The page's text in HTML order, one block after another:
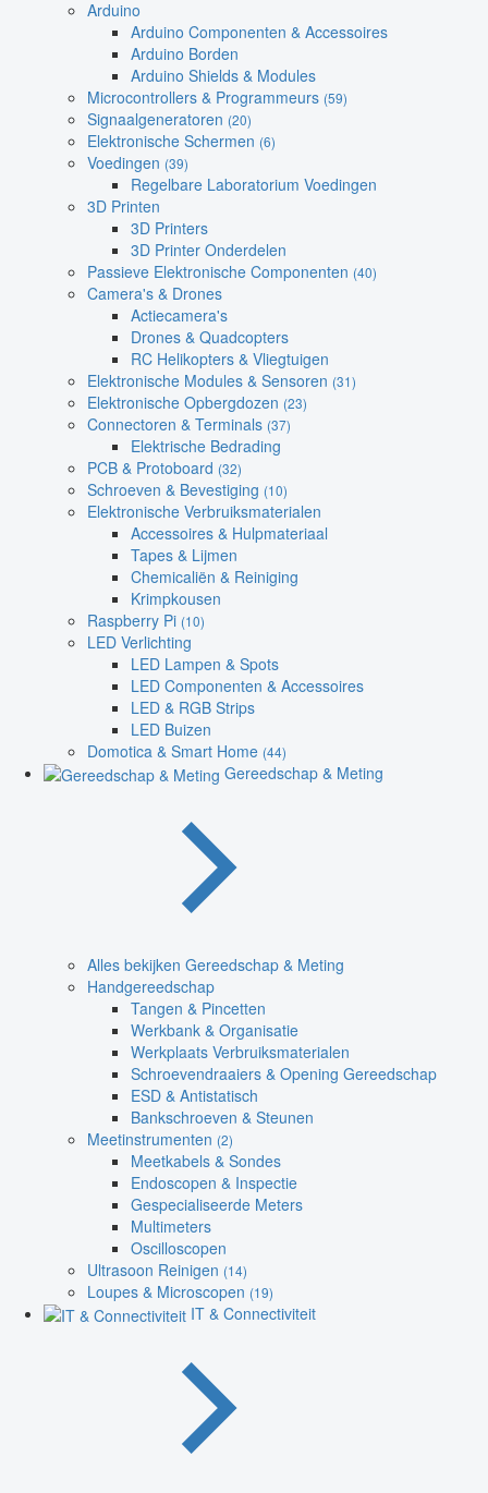
Arduino
Arduino Componenten & Accessoires
Arduino Borden
Arduino Shields & Modules
Microcontrollers & Programmeurs (59)
Signaalgeneratoren (20)
Elektronische Schermen (6)
Voedingen (39)
Regelbare Laboratorium Voedingen
3D Printen
3D Printers
3D Printer Onderdelen
Passieve Elektronische Componenten (40)
Camera's & Drones
Actiecamera's
Drones & Quadcopters
RC Helikopters & Vliegtuigen
Elektronische Modules & Sensoren (31)
Elektronische Opbergdozen (23)
Connectoren & Terminals (37)
Elektrische Bedrading
PCB & Protoboard (32)
Schroeven & Bevestiging (10)
Elektronische Verbruiksmaterialen
Accessoires & Hulpmateriaal
Tapes & Lijmen
Chemicaliën & Reiniging
Krimpkousen
Raspberry Pi (10)
LED Verlichting
LED Lampen & Spots
LED Componenten & Accessoires
LED & RGB Strips
LED Buizen
Domotica & Smart Home (44)
Gereedschap & Meting
Alles bekijken Gereedschap & Meting
Handgereedschap
Tangen & Pincetten
Werkbank & Organisatie
Werkplaats Verbruiksmaterialen
Schroevendraaiers & Opening Gereedschap
ESD & Antistatisch
Bankschroeven & Steunen
Meetinstrumenten (2)
Meetkabels & Sondes
Endoscopen & Inspectie
Gespecialiseerde Meters
Multimeters
Oscilloscopen
Ultrasoon Reinigen (14)
Loupes & Microscopen (19)
IT & Connectiviteit